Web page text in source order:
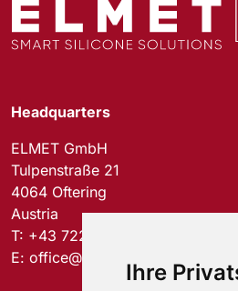
Ihre
Headquarters
ELMET GmbH
Tulpenstraße 21
4064 Oftering
Austria
T: +43 7221 74577-0
E: office@elmet.com